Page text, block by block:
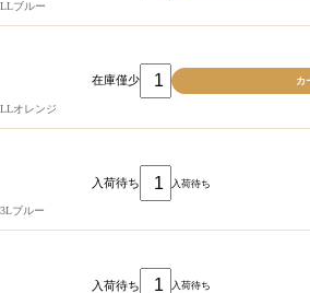
LLブルー
在庫僅少
LLオレンジ
入荷待ち 入荷待ち
3Lブルー
入荷待ち 入荷待ち